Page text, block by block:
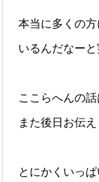
本当に多くの
いるんだなー
ここらへんの話
また後日お伝え
とにかくいっ